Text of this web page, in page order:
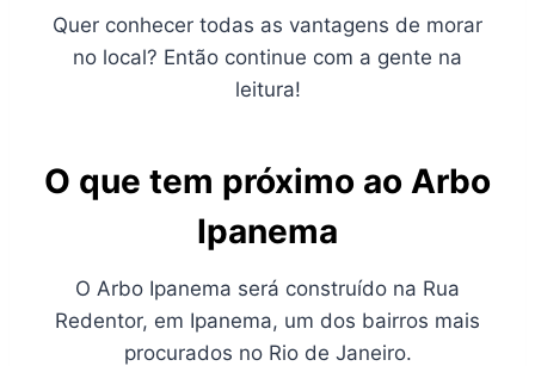
Quer conhecer todas as vantagens de morar
no local? Então continue com a gente na
leitura!
O que tem próximo ao Arbo
Ipanema
O Arbo Ipanema será construído na Rua
Redentor, em Ipanema, um dos bairros mais
procurados no Rio de Janeiro.